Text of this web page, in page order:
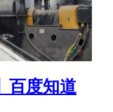
百度知道